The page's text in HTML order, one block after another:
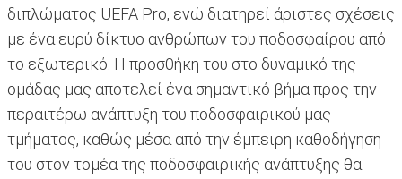
διπλώματος UEFA Pro, ενώ διατηρεί άριστες σχέσεις
με ένα ευρύ δίκτυο ανθρώπων του ποδοσφαίρου από
το εξωτερικό. Η προσθήκη του στο δυναμικό της
ομάδας μας αποτελεί ένα σημαντικό βήμα προς την
περαιτέρω ανάπτυξη του ποδοσφαιρικού μας
τμήματος, καθώς μέσα από την έμπειρη καθοδήγηση
του στον τομέα της ποδοσφαιρικής ανάπτυξης θα